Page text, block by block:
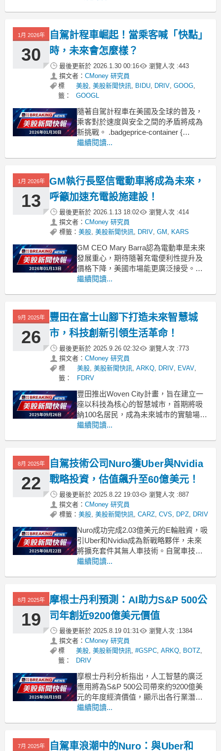
gap: 1rem !important;
1月 2026年
30
自駕計程車崛起！當乘客喊「快點」
時，未來會怎麼樣？
最後更新於 2026.1.30 00:16 瀏覽人次 :443
撰文者： CMoney 研究員
標
籤：
美股, 美股新聞快訊, BIDU, DRIV, GOOG,
GOOGL
隨著自駕計程車在美國及全球的普及，
乘客對於速度與安全之間的矛盾將成為
新挑戰。 .badgeprice-container {
display: flex !important;
flex-wrap: w
繼續閱讀...
1月 2026年
13
GM執行長堅信電動車將成為未來，
呼籲加速充電設施建設！
最後更新於 2026.1.13 18:02 瀏覽人次 :414
撰文者： CMoney 研究員
標籤： 美股, 美股新聞快訊, DRIV, GM , KARS
GM CEO Mary Barra認為電動車是未來
發展重心，期待隨著充電便利性提升及
價格下降，美國市場能更廣泛接受。
.badgeprice-container {
gap: 1rem !important;
繼續閱讀...
9月 2025年
26
豐田在富士山腳下打造未來智慧城
市，科技創新引領生活革命！
最後更新於 2025.9.26 02:32 瀏覽人次 :773
撰文者： CMoney 研究員
標
籤：
美股, 美股新聞快訊, ARKQ, DRIV, EVAV,
FDRV
豐田推出Woven City計畫，旨在建立一
座以科技為核心的智慧城市，首期將吸
納100名居民，成為未來城市的實驗場。
.badgeprice-container {
gap: 1rem !important;
繼續閱讀...
8月 2025年
22
自駕技術公司Nuro獲Uber與Nvidia
戰略投資，估值飆升至60億美元！
最後更新於 2025.8.22 19:03 瀏覽人次 :887
撰文者： CMoney 研究員
標籤： 美股, 美股新聞快訊, CARZ, CVS, DPZ, DRIV
Nuro成功完成2.03億美元的E輪融資，吸
引Uber和Nvidia成為新戰略夥伴，未來
將擴充套件其無人車技術。自駕車技術
公司Nuro近日宣佈完成2.03億美元的E輪
者，其中包括Uber科技和Nvidia首次加
入作為戰略合作夥伴。此
繼續閱讀...
8月 2025年
19
摩根士丹利預測：AI助力S&P 500公
司年創近9200億美元價值
最後更新於 2025.8.19 01:31 瀏覽人次 :1384
撰文者： CMoney 研究員
標
籤：
美股,美股新聞快訊,#GSPC,ARKQ, BOTZ,
DRIV
摩根士丹利分析指出，人工智慧的廣泛
應用將為S&P 500公司帶來約9200億美
元的年度經濟價值，顯示出各行業潛在
的增長與創新機會。根據摩根士丹利最
到9200億美元，這相當於其2026年預期
稅前收益的28%。摩根士丹利全球可持
繼續閱讀...
7月 2025年
自駕車浪潮中的Nuro：與Uber和